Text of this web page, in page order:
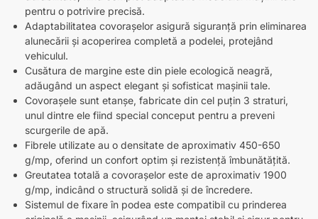
pentru o potrivire precisă.
Adaptabilitatea covorașelor asigură siguranță prin eliminarea
alunecării și acoperirea completă a podelei, protejând
vehiculul.
Cusătura de margine este din piele ecologică neagră,
adăugând un aspect elegant și sofisticat mașinii tale.
Covorașele sunt etanșe, fabricate din cel puțin 3 straturi,
unul dintre ele fiind special conceput pentru a preveni
scurgerile de apă.
Fibrele utilizate au o densitate de aproximativ 450-650
g/mp, oferind un confort optim și rezistență îmbunătățită.
Greutatea totală a covorașelor este de aproximativ 1900
g/mp, indicând o structură solidă și de încredere.
Sistemul de fixare în podea este compatibil cu prinderea